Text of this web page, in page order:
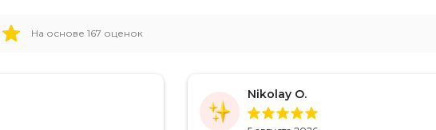
На основе 167 оценок
Nikolay O.